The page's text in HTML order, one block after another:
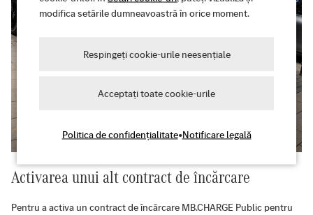
Activarea unui alt contract de încărcare
Pentru a activa un contract de încărcare MB.CHARGE Public pentru
modifica setările dumneavoastră în orice moment.
Respingeți cookie-urile neesențiale
Acceptați toate cookie-urile
Politica de confidențialitate•Notificare legală